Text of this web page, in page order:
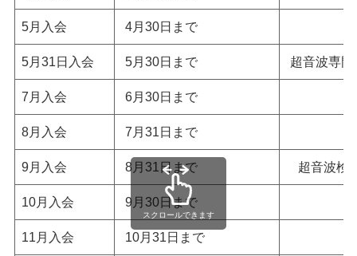
5月入会 4月30日まで
5月31日入会 5月30日まで 超音波専
7月入会 6月30日まで
8月入会 7月31日まで
9月入会 8月31日まで 超音波検
10月入会 9月30日まで
11月入会 10月31日まで
スクロールできます